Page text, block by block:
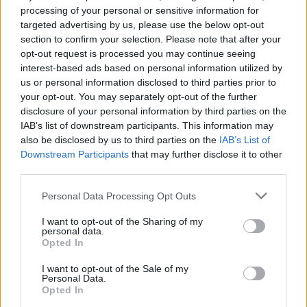
processing of your personal or sensitive information for
targeted advertising by us, please use the below opt-out
section to confirm your selection. Please note that after your
opt-out request is processed you may continue seeing
interest-based ads based on personal information utilized by
us or personal information disclosed to third parties prior to
your opt-out. You may separately opt-out of the further
disclosure of your personal information by third parties on the
IAB’s list of downstream participants. This information may
also be disclosed by us to third parties on the IAB’s List of
Downstream Participants that may further disclose it to other
Please note that this website/app uses one or more Google
not limited to your visit or usage behaviour. You may click to
grant or deny consent to Google and its third-party tags to
use your data for below specified purposes in below Google
consent section.
Personal Data Processing Opt Outs
I want to opt-out of the Sharing of my
personal data.
Opted In
I want to opt-out of the Sale of my
Personal Data.
Opted In
Meteo Olbia 7 agosto, sole e caldo tornano
protagonisti
Test tunnel Olbia: rampe chiuse ancora fino a
fine agosto
Aggius conquista la classifica delle mete più
amate dell’estate 2026